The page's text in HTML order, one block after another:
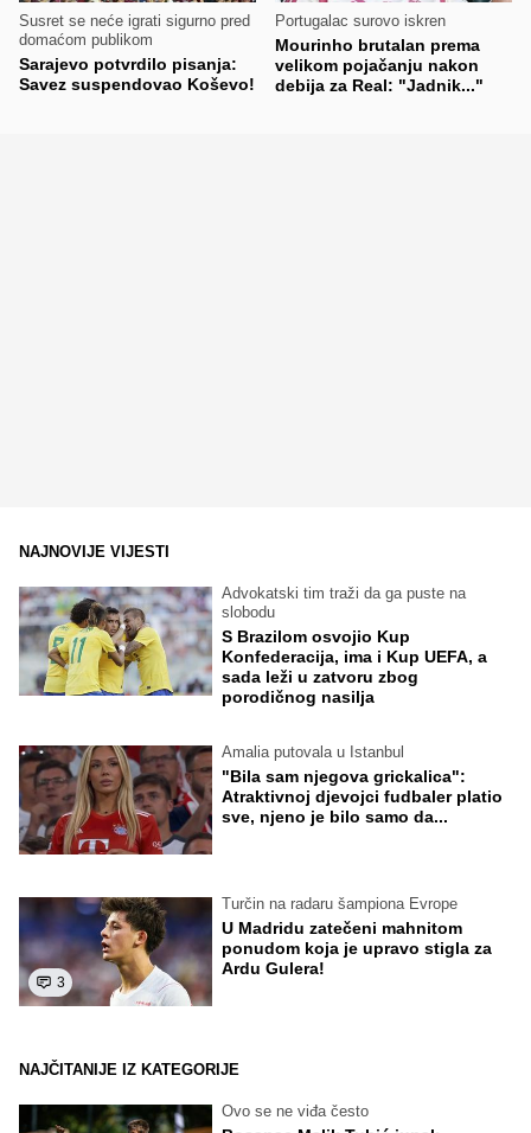
Susret se neće igrati sigurno pred
domaćom publikom
Sarajevo potvrdilo pisanja:
Savez suspendovao Koševo!
Portugalac surovo iskren
Mourinho brutalan prema
velikom pojačanju nakon
debija za Real: "Jadnik..."
NAJNOVIJE VIJESTI
Advokatski tim traži da ga puste na
slobodu
S Brazilom osvojio Kup
Konfederacija, ima i Kup UEFA, a
sada leži u zatvoru zbog
porodičnog nasilja
Amalia putovala u Istanbul
"Bila sam njegova grickalica":
Atraktivnoj djevojci fudbaler platio
sve, njeno je bilo samo da...
3
Turčin na radaru šampiona Evrope
U Madridu zatečeni mahnitom
ponudom koja je upravo stigla za
Ardu Gulera!
NAJČITANIJE IZ KATEGORIJE
Ovo se ne viđa često